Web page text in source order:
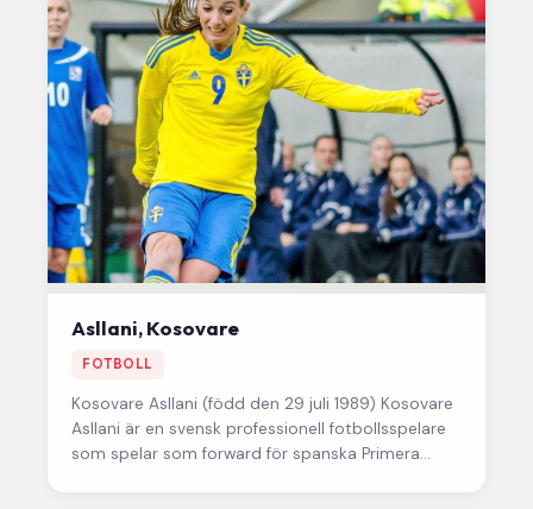
Asllani, Kosovare
FOTBOLL
Kosovare Asllani (född den 29 juli 1989) Kosovare
Asllani är en svensk professionell fotbollsspelare
som spelar som forward för spanska Primera